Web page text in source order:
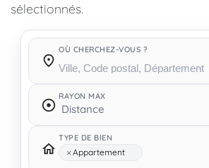
sélectionnés.
OÙ CHERCHEZ-VOUS ?
RAYON MAX
TYPE DE BIEN
×Appartement